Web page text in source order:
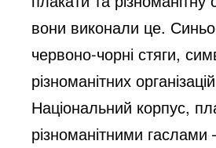
вони виконали це.
червоно-чорні стяги,
різноманітних
Національний корпус,
різноманітними